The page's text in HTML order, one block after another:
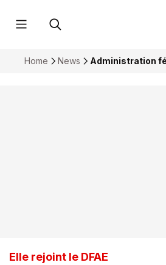
Home News Administration
Elle rejoint le DFAE